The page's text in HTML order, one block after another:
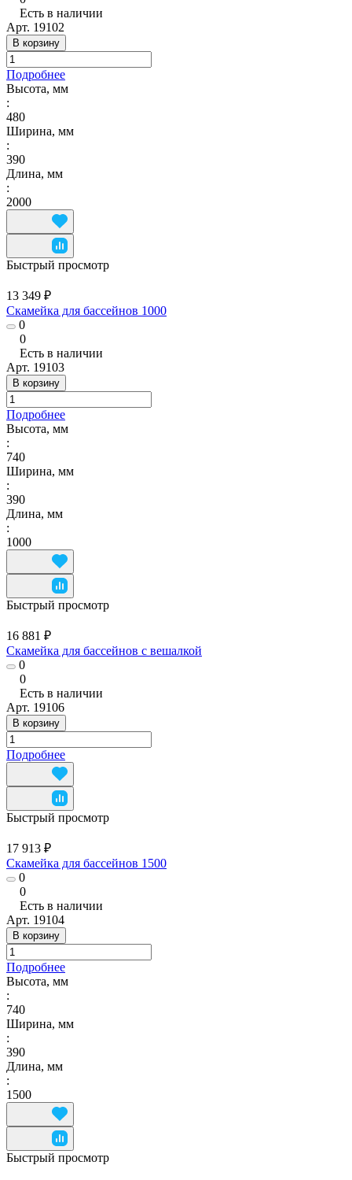
Есть в наличии
Арт. 19102
В корзину
Подробнее
Высота, мм
:
480
Ширина, мм
:
390
Длина, мм
:
2000
Быстрый просмотр
13 349 ₽
Скамейка для бассейнов 1000
0
0
Есть в наличии
Арт. 19103
В корзину
Подробнее
Высота, мм
:
740
Ширина, мм
:
390
Длина, мм
:
1000
Быстрый просмотр
16 881 ₽
Скамейка для бассейнов с вешалкой
0
0
Есть в наличии
Арт. 19106
В корзину
Подробнее
Быстрый просмотр
17 913 ₽
Скамейка для бассейнов 1500
0
0
Есть в наличии
Арт. 19104
В корзину
Подробнее
Высота, мм
:
740
Ширина, мм
:
390
Длина, мм
:
1500
Быстрый просмотр